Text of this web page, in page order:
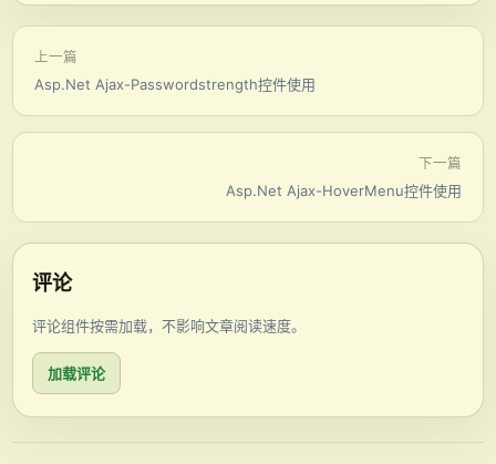
上一篇
Asp.Net Ajax-Passwordstrength控件使用
下一篇
Asp.Net Ajax-HoverMenu控件使用
评论
评论组件按需加载，不影响文章阅读速度。
加载评论